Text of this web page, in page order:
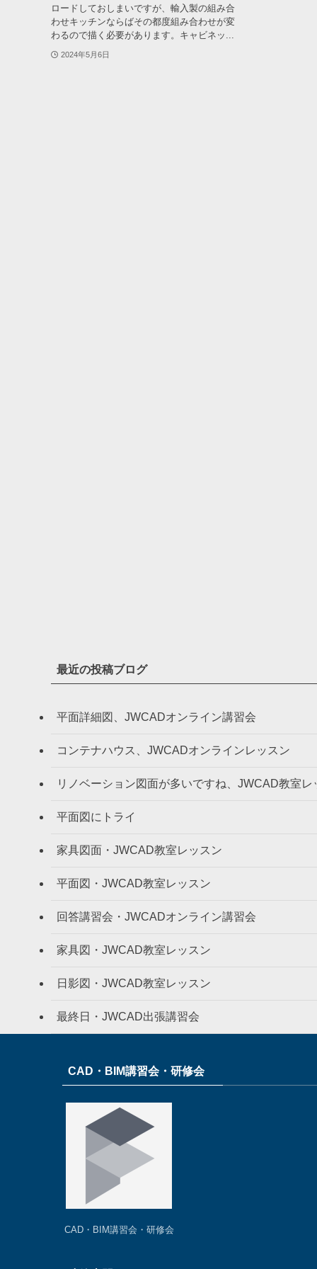
ロードしておしまいですが、輸入製の組み合
わせキッチンならばその都度組み合わせが変
わるので描く必要があります。キャビネッ...
2024年5月6日
最近の投稿ブログ
平面詳細図、JWCADオンライン講習会
コンテナハウス、JWCADオンラインレッスン
リノベーション図面が多いですね、JWCAD教室レ
平面図にトライ
家具図面・JWCAD教室レッスン
平面図・JWCAD教室レッスン
回答講習会・JWCADオンライン講習会
家具図・JWCAD教室レッスン
日影図・JWCAD教室レッスン
最終日・JWCAD出張講習会
CAD・BIM講習会・研修会
CAD・BIM講習会・研修会